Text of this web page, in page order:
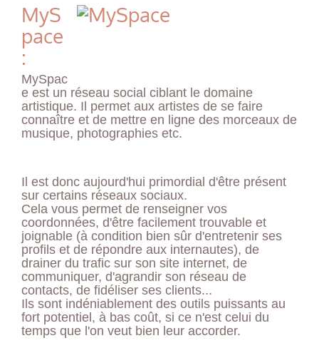
MyS
pace
:
MySpac
e est un réseau social ciblant le domaine
artistique. Il permet aux artistes de se faire
connaître et de mettre en ligne des morceaux de
musique, photographies etc.
Il est donc aujourd'hui primordial d'être présent
sur certains réseaux sociaux.
Cela vous permet de renseigner vos
coordonnées, d'être facilement trouvable et
joignable (à condition bien sûr d'entretenir ses
profils et de répondre aux internautes), de
drainer du trafic sur son site internet, de
communiquer, d'agrandir son réseau de
contacts, de fidéliser ses clients...
Ils sont indéniablement des outils puissants au
fort potentiel, à bas coût, si ce n'est celui du
temps que l'on veut bien leur accorder.